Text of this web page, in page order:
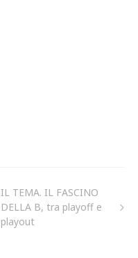
IL TEMA. IL FASCINO
DELLA B, tra playoff e
playout